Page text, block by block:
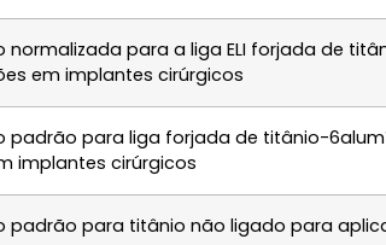
normalizada para a liga ELI forjada de
em implantes cirúrgicos
padrão para liga forjada de titânio-
implantes cirúrgicos
padrão para titânio não ligado para